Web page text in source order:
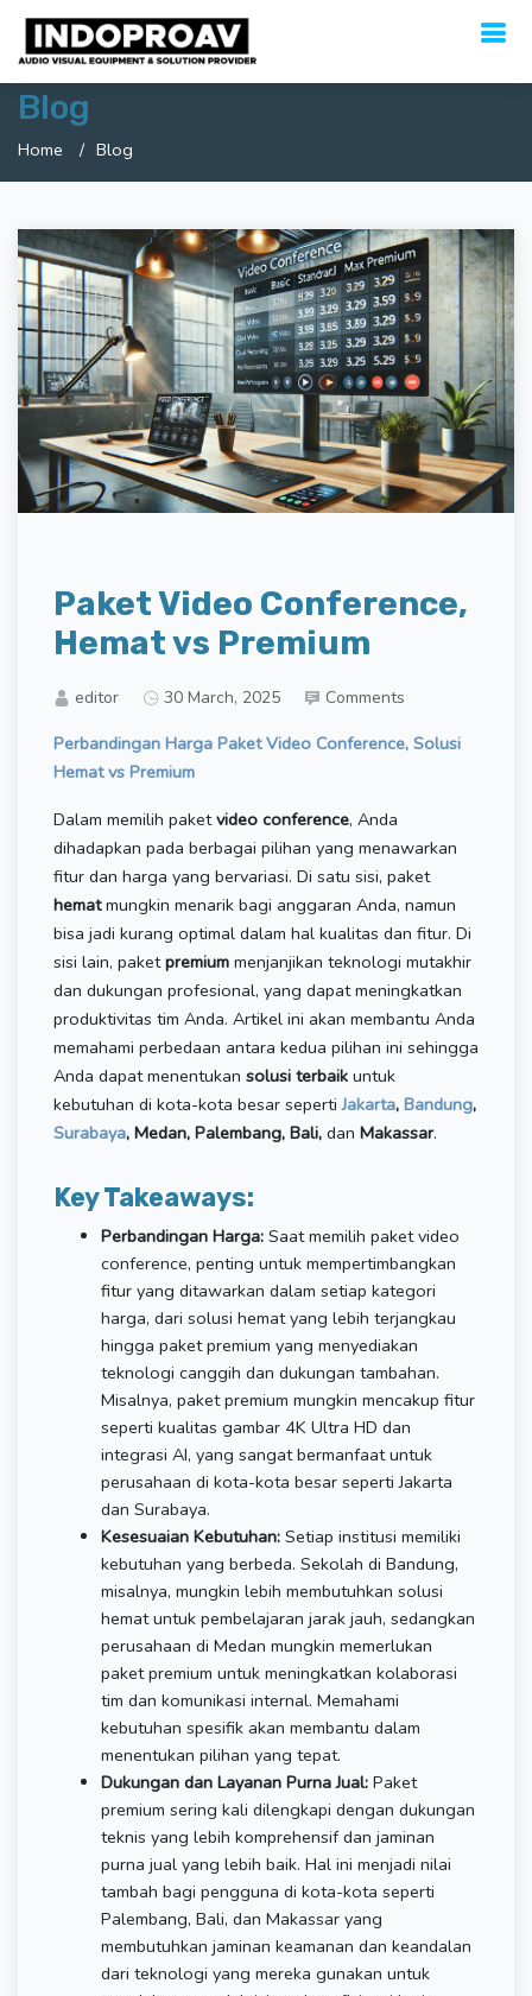
Blog
Home Blog
Paket Video Conference,
Hemat vs Premium
editor 30 March, 2025 Comments
Perbandingan Harga Paket Video Conference, Solusi
Hemat vs Premium
Dalam memilih paketvideo conference, Anda
dihadapkan pada berbagai pilihan yang menawarkan
fitur dan harga yang bervariasi. Di satu sisi, paket
hematmungkin menarik bagi anggaran Anda, namun
bisa jadi kurang optimal dalam hal kualitas dan fitur. Di
sisi lain, paketpremium menjanjikan teknologi mutakhir
dan dukungan profesional, yang dapat meningkatkan
produktivitas tim Anda. Artikel ini akan membantu Anda
memahami perbedaan antara kedua pilihan ini sehingga
Anda dapat menentukan solusi terbaik untuk
kebutuhan di kota-kota besar sepertiJakarta, Bandung,
Surabaya, Medan, Palembang, Bali, dan Makassar.
Key Takeaways:
Perbandingan Harga: Saat memilih paket video
conference, penting untuk mempertimbangkan
fitur yang ditawarkan dalam setiap kategori
harga, dari solusi hemat yang lebih terjangkau
hingga paket premium yang menyediakan
teknologi canggih dan dukungan tambahan.
Misalnya, paket premium mungkin mencakup fitur
seperti kualitas gambar 4K Ultra HD dan
integrasi AI, yang sangat bermanfaat untuk
perusahaan di kota-kota besar seperti Jakarta
dan Surabaya.
Kesesuaian Kebutuhan: Setiap institusi memiliki
kebutuhan yang berbeda. Sekolah di Bandung,
misalnya, mungkin lebih membutuhkan solusi
hemat untuk pembelajaran jarak jauh, sedangkan
perusahaan di Medan mungkin memerlukan
paket premium untuk meningkatkan kolaborasi
tim dan komunikasi internal. Memahami
kebutuhan spesifik akan membantu dalam
menentukan pilihan yang tepat.
Dukungan dan Layanan Purna Jual: Paket
premium sering kali dilengkapi dengan dukungan
teknis yang lebih komprehensif dan jaminan
purna jual yang lebih baik. Hal ini menjadi nilai
tambah bagi pengguna di kota-kota seperti
Palembang, Bali, dan Makassar yang
membutuhkan jaminan keamanan dan keandalan
dari teknologi yang mereka gunakan untuk